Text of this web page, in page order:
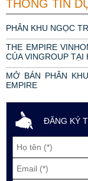
THÔNG TIN
PHÂN KHU NGỌC
THE EMPIRE
CỦA VINGROUP TẠI
MỞ BÁN PHÂN
EMPIRE
ĐĂNG KÝ